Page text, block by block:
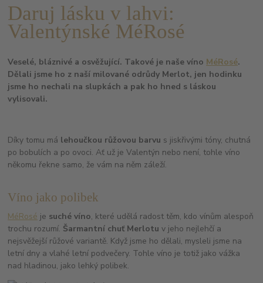
Daruj lásku v lahvi:
Valentýnské MéRosé
Veselé, bláznivé a osvěžující. Takové je naše víno MéRosé.
Dělali jsme ho z naší milované odrůdy Merlot, jen hodinku
jsme ho nechali na slupkách a pak ho hned s láskou
vylisovali.
Díky tomu má lehoučkou růžovou barvu s jiskřivými tóny, chutná
po bobulích a po ovoci. Ať už je Valentýn nebo není, tohle víno
někomu řekne samo, že vám na něm záleží.
Víno jako polibek
MéRosé je suché víno, které udělá radost těm, kdo vínům alespoň
trochu rozumí. Šarmantní chuť Merlotu v jeho nejlehčí a
nejsvěžejší růžové variantě. Když jsme ho dělali, mysleli jsme na
letní dny a vlahé letní podvečery. Tohle víno je totiž jako vážka
nad hladinou, jako lehký polibek.